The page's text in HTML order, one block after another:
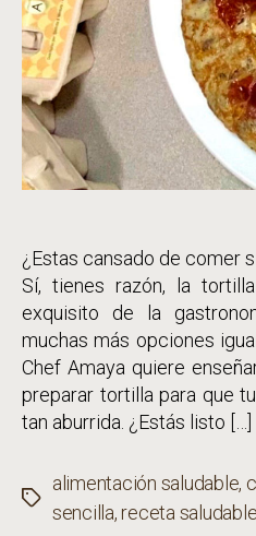
¿Estas cansado de comer
Sí, tienes razón, la
exquisito de la
muchas más opciones
Chef Amaya quiere
preparar tortilla para que
tan aburrida. ¿Estás listo […]
Etiquetas
alimentación saludable,
sencilla,receta